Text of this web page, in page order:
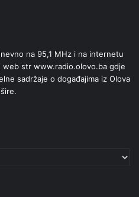
na 95,1 MHz i na internetu
web str www.radio.olovo.ba gdje
sadržaje o događajima iz Olova